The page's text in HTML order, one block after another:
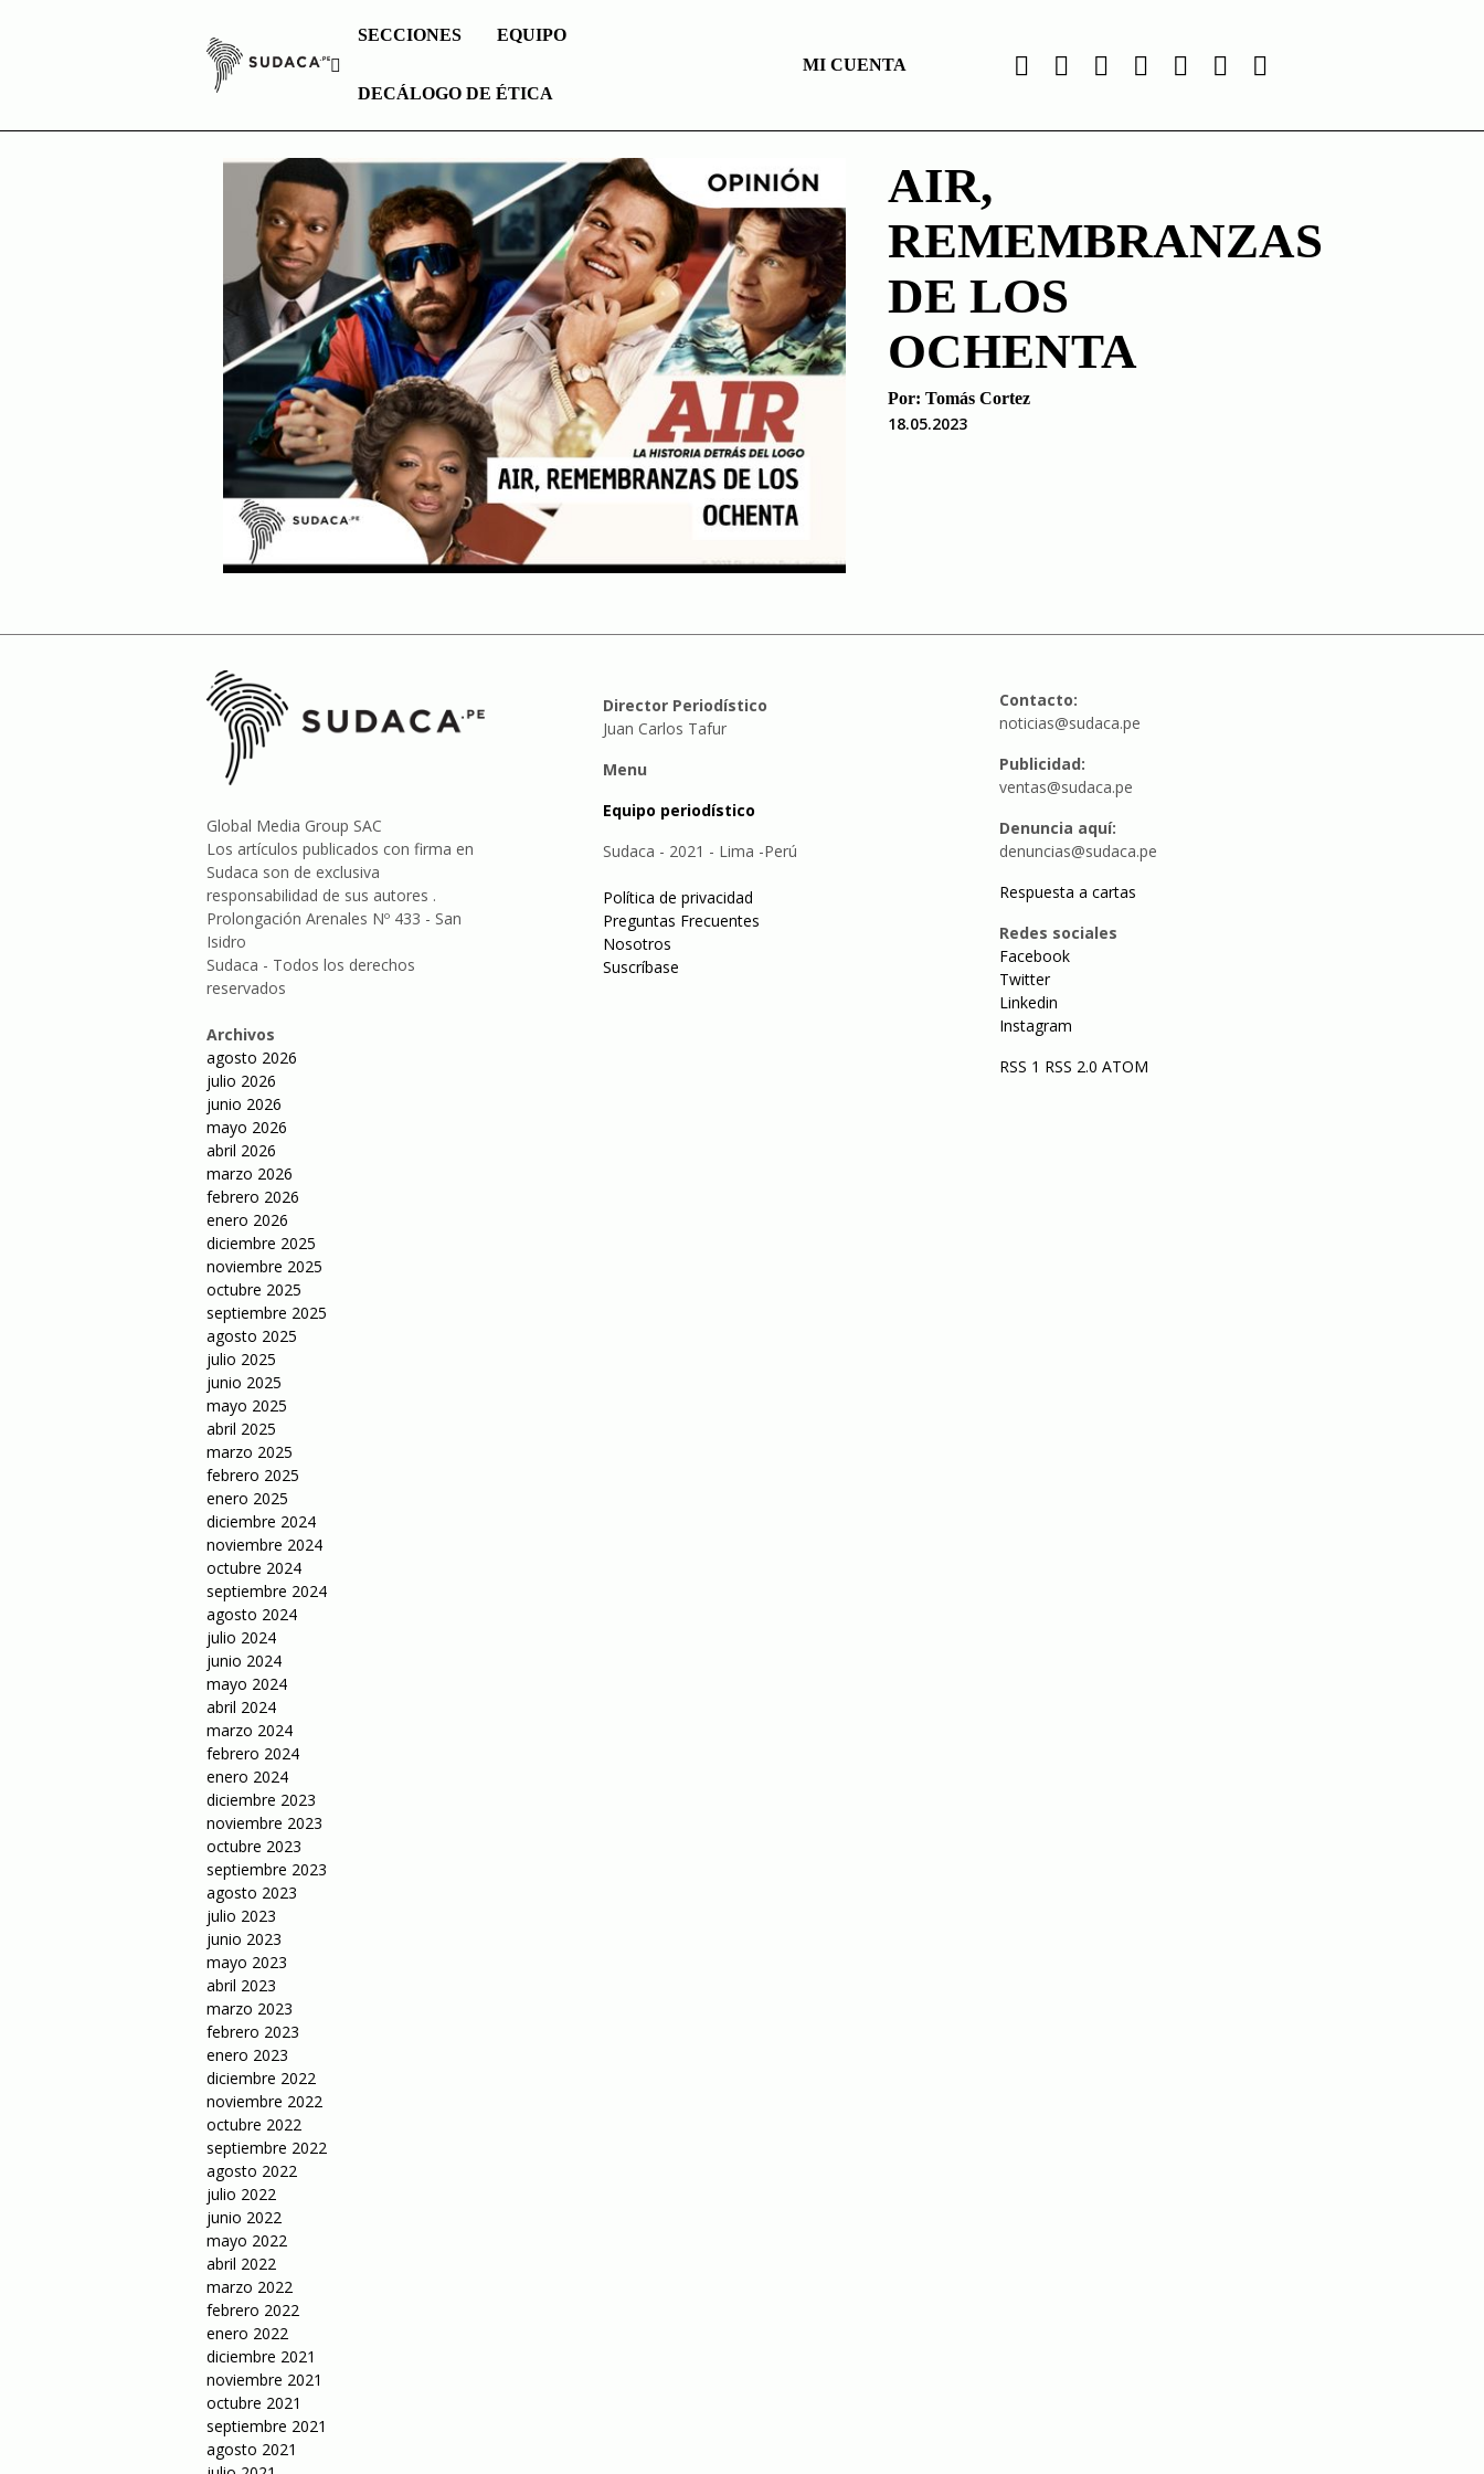
SECCIONES EQUIPO
DECÁLOGO DE ÉTICA
MI CUENTA
AIR,
REMEMBRANZAS
DE LOS
OCHENTA
Por: Tomás Cortez
18.05.2023
Global Media Group SAC
Los artículos publicados con firma en
Sudaca son de exclusiva
responsabilidad de sus autores .
Prolongación Arenales Nº 433 - San
Isidro
Sudaca - Todos los derechos
reservados
Archivos
agosto 2026
julio 2026
junio 2026
mayo 2026
abril 2026
marzo 2026
febrero 2026
enero 2026
diciembre 2025
noviembre 2025
octubre 2025
septiembre 2025
agosto 2025
julio 2025
junio 2025
mayo 2025
abril 2025
marzo 2025
febrero 2025
enero 2025
diciembre 2024
noviembre 2024
octubre 2024
septiembre 2024
agosto 2024
julio 2024
junio 2024
mayo 2024
abril 2024
marzo 2024
febrero 2024
enero 2024
diciembre 2023
noviembre 2023
octubre 2023
septiembre 2023
agosto 2023
julio 2023
junio 2023
mayo 2023
abril 2023
marzo 2023
febrero 2023
enero 2023
diciembre 2022
noviembre 2022
octubre 2022
septiembre 2022
agosto 2022
julio 2022
junio 2022
mayo 2022
abril 2022
marzo 2022
febrero 2022
enero 2022
diciembre 2021
noviembre 2021
octubre 2021
septiembre 2021
agosto 2021
Director Periodístico
Juan Carlos Tafur
Menu
Equipo periodístico
Sudaca - 2021 - Lima -Perú
Política de privacidad
Preguntas Frecuentes
Nosotros
Suscríbase
Contacto:
noticias@sudaca.pe
Publicidad:
ventas@sudaca.pe
Denuncia aquí:
denuncias@sudaca.pe
Respuesta a cartas
Redes sociales
Facebook
Twitter
Linkedin
Instagram
RSS 1 RSS 2.0 ATOM